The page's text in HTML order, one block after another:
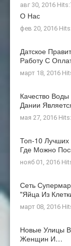
авг 30, 2016
О Нас
фев 20, 2016
Датское
Работу С
март 18, 2016
Качество
Дании
мая 27, 2016
Топ-10 Лучших
Где Можно
нояб 01, 2016
Сеть
"яйца Из
март 08, 2016
Новые Улицы В
Женщин И…